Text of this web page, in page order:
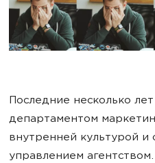
Последние несколько
департаментом
внутренней культурой и
управлением агентством.